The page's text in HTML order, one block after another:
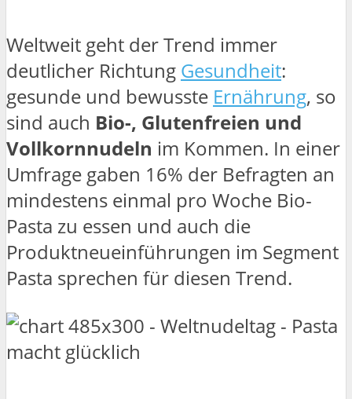
Weltweit geht der Trend immer
deutlicher Richtung Gesundheit:
gesunde und bewusste Ernährung, so
sind auch Bio-, Glutenfreien und
Vollkornnudeln im Kommen. In einer
Umfrage gaben 16% der Befragten an
mindestens einmal pro Woche Bio-
Pasta zu essen und auch die
Produktneueinführungen im Segment
Pasta sprechen für diesen Trend.